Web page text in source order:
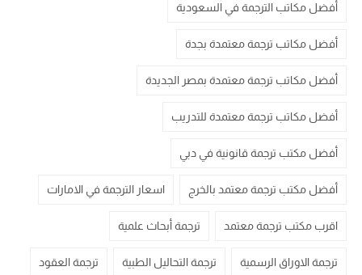
أفضل مكاتب الترجمة في السعودية
أفضل مكاتب ترجمة معتمدة بجدة
أفضل مكاتب ترجمة معتمدة بمصر الجديدة
أفضل مكاتب ترجمة معتمدة للتدريب
أفضل مكتب ترجمة قانونية في دبي
أفضل مكتب ترجمة معتمد بالخرج اسعار الترجمة في الامارات
اقرب مكتب ترجمة معتمد ترجمة أبحاث علمية
ترجمة الاوراق الرسمية ترجمة التحاليل الطبية ترجمة العقود